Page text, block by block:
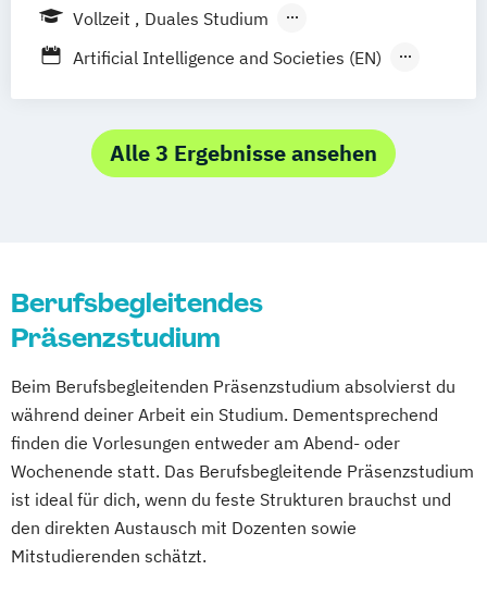
Vollzeit
Duales Studium
Berufsbegleitendes Präsenzstudium
Artificial Intelligence and Societies (EN)
Game Design und Interaktive Medien
Internationales Marketing und
Kommunikationsdesign und Kreative
Strategien (DE/EN)
Kreativwirtschaft
Medien- und Eventmanagement
Medien- und Wirtschaftspsychologie
Public Relations und Digitales Marketing
(DE/EN)
Social Media Marketing und Content
Alle 3 Ergebnisse ansehen
Berufsbegleitendes
Präsenzstudium
Beim Berufsbegleitenden Präsenzstudium absolvierst du
während deiner Arbeit ein Studium. Dementsprechend
finden die Vorlesungen entweder am Abend- oder
Wochenende statt. Das Berufsbegleitende Präsenzstudium
ist ideal für dich, wenn du feste Strukturen brauchst und
den direkten Austausch mit Dozenten sowie
Mitstudierenden schätzt.